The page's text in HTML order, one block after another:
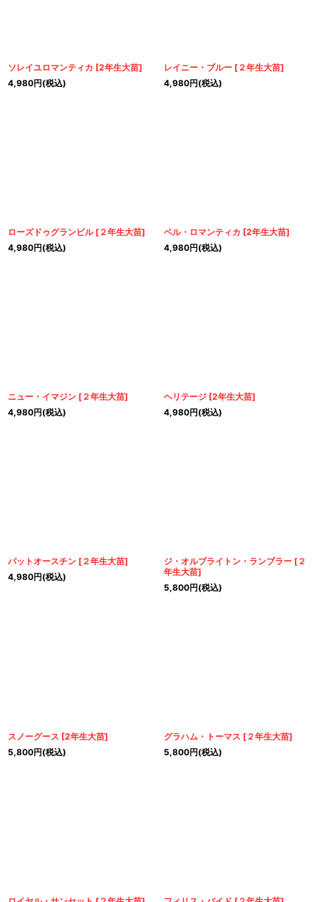
ソレイユロマンティカ [2年生大苗]
4,980円(税込)
レイニー・ブルー [ ２年生大苗]
4,980円(税込)
ローズドゥグランビル [ ２年生大苗]
4,980円(税込)
ベル・ロマンティカ [2年生大苗]
4,980円(税込)
ニュー・イマジン [ ２年生大苗]
4,980円(税込)
ヘリテージ [2年生大苗]
4,980円(税込)
パットオースチン [ ２年生大苗]
4,980円(税込)
ジ・オルブライトン・ランブラー [ ２
年生大苗]
5,800円(税込)
スノーグース [2年生大苗]
5,800円(税込)
グラハム・トーマス [ ２年生大苗]
5,800円(税込)